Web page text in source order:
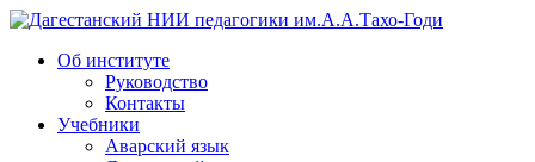
Дагестанский НИИ педагогики им.А.А.Тахо-Годи
Об институте
Руководство
Контакты
Учебники
Аварский язык